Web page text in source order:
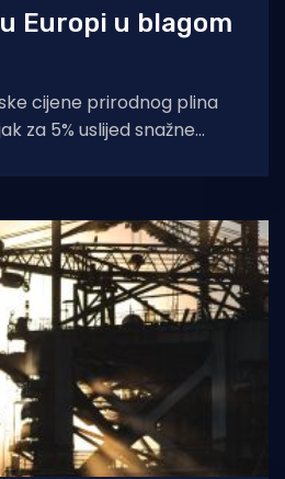
Europi u blagom
cijene prirodnog plina
za 5% uslijed snažne